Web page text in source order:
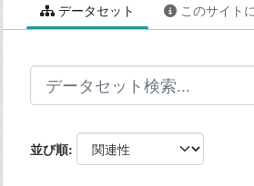
データセット このサイト
並び順